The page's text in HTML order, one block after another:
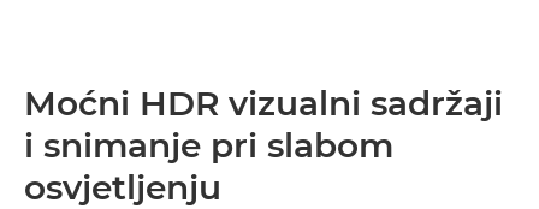
Moćni HDR vizualni sadržaji
i snimanje pri slabom
osvjetljenju